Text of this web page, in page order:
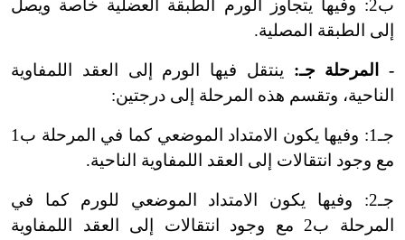
ب2: وفيها يتجاوز الورم الطبقة العضلية خاصة ويصل
إلى الطبقة المصلية.
- المرحلة جـ: ينتقل فيها الورم إلى العقد اللمفاوية
الناحية، وتقسم هذه المرحلة إلى درجتين:
جـ1: وفيها يكون الامتداد الموضعي كما في المرحلة ب1
مع وجود انتقالات إلى العقد اللمفاوية الناحية.
جـ2: وفيها يكون الامتداد الموضعي للورم كما في
المرحلة ب2 مع وجود انتقالات إلى العقد اللمفاوية